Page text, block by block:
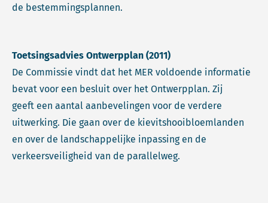
de bestemmingsplannen.
Toetsingsadvies Ontwerpplan (2011)
De Commissie vindt dat het MER voldoende informatie
bevat voor een besluit over het Ontwerpplan. Zij
geeft een aantal aanbevelingen voor de verdere
uitwerking. Die gaan over de kievitshooibloemlanden
en over de landschappelijke inpassing en de
verkeersveiligheid van de parallelweg.